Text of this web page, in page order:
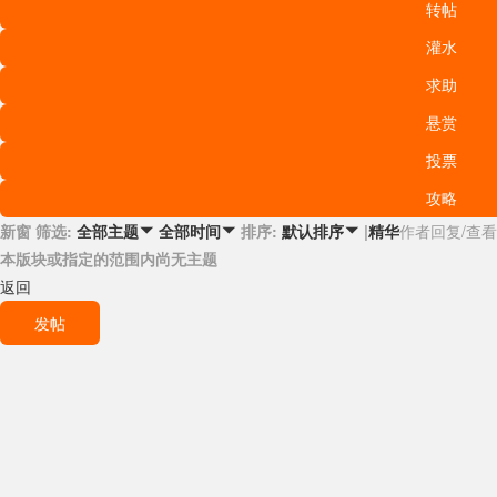
转帖
灌水
求助
悬赏
投票
攻略
新窗 筛选: 全部主题 全部时间  排序: 默认排序 |精华作者回复/查看
本版块或指定的范围内尚无主题
返回
发帖